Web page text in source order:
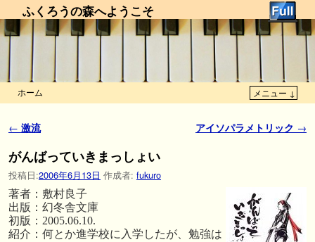
ふくろうの森へようこそ
ホーム メニュー ↓
投稿ナビゲーション
← 激流 アイソパラメトリック →
がんばっていきまっしょい
投稿日:2006年6月13日 作成者: fukuro
著者：敷村良子
出版：幻冬舎文庫
初版：2005.06.10.
紹介：何とか進学校に入学したが、勉強は